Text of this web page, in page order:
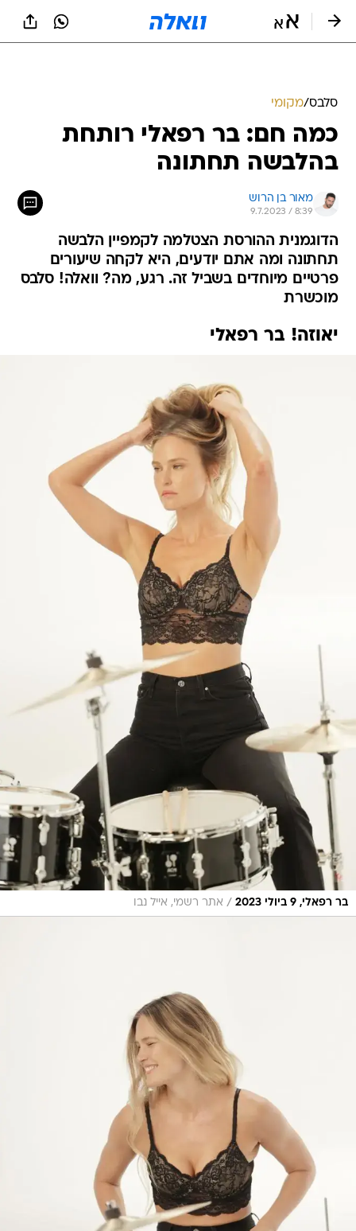
סלבס/מקומי
כמה חם: בר רפאלי רותחת
בהלבשה תחתונה
מאור בן הרוש
9.7.2023 / 8:39
הדוגמנית ההורסת הצטלמה לקמפיין הלבשה
תחתונה ומה אתם יודעים, היא לקחה שיעורים
פרטיים מיוחדים בשביל זה. רגע, מה? וואלה! סלבס
מוכשרת
יאוזה! בר רפאלי
בר רפאלי, 9 ביולי 2023 / אתר רשמי, אייל נבו